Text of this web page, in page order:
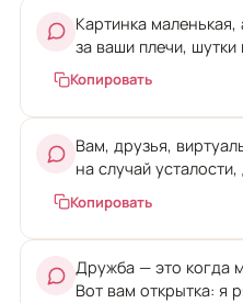
Картинка
за ваши плечи, шутки
Копировать
Вам, друзья,
на случай
Копировать
Дружба — это когда
Вот вам открытка: я